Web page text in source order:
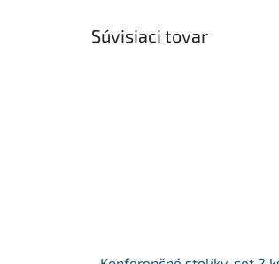
Súvisiaci tovar